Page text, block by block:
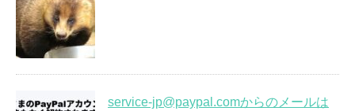
service-jp@paypal.comからのメールは